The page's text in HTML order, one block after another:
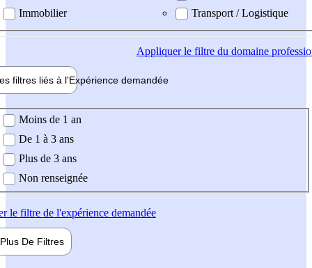
Immobilier
Transport / Logistique
Appliquerle filtre du domaine
filtres liés à l'Expérience demandée
demandée
Moins de 1 an
De 1 à 3 ans
Plus de 3 ans
Non renseignée
le filtre de l'expérience demandée
Plus De Filtres